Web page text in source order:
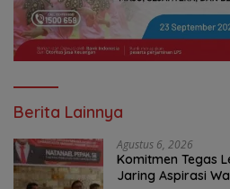
Berita Lainnya
Agustus 6, 2026
Komitmen Tegas
Jaring Aspirasi